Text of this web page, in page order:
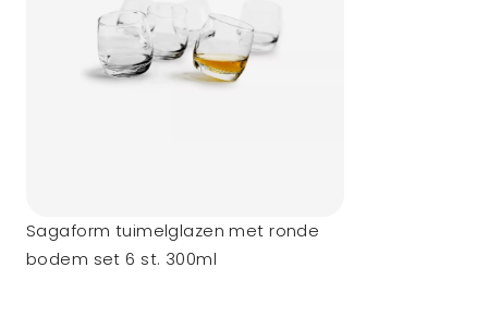
Sagaform tuimelglazen met ronde
bodem set 6 st. 300ml